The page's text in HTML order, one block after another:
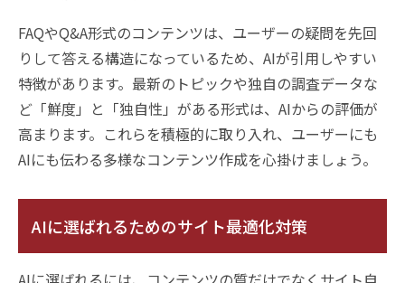
FAQやQ&A形式のコンテンツは、ユーザーの疑問を先回
りして答える構造になっているため、AIが引用しやすい
特徴があります。最新のトピックや独自の調査データな
ど「鮮度」と「独自性」がある形式は、AIからの評価が
高まります。これらを積極的に取り入れ、ユーザーにも
AIにも伝わる多様なコンテンツ作成を心掛けましょう。
AIに選ばれるためのサイト最適化対策